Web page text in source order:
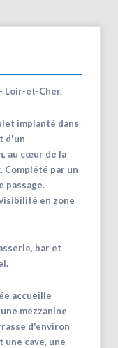
Loir-et-Cher.
implanté dans
d'un
au cœur de la
Complété par un
passage.
en zone
bar et
accueille
mezzanine
d'environ
une cave, une